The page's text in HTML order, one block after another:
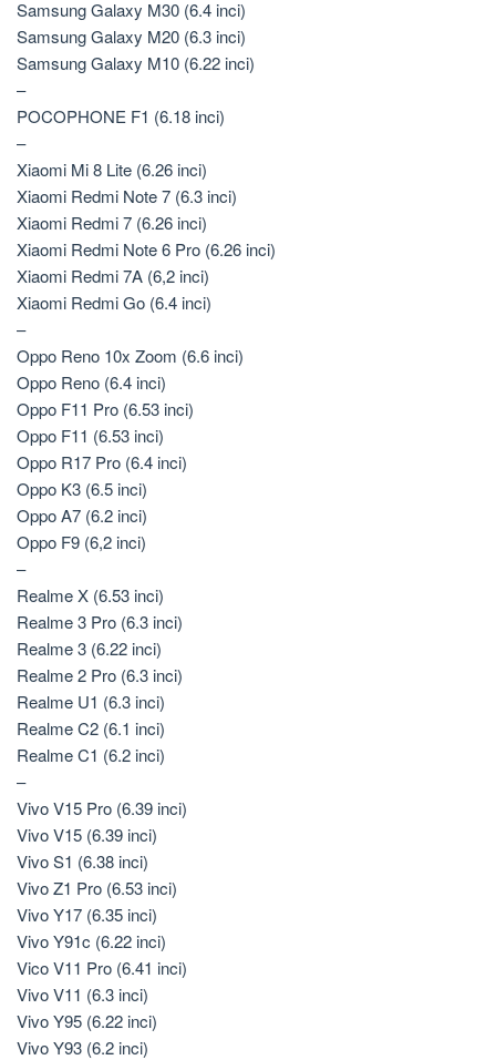
Samsung Galaxy M30 (6.4 inci)
Samsung Galaxy M20 (6.3 inci)
Samsung Galaxy M10 (6.22 inci)
–
POCOPHONE F1 (6.18 inci)
–
Xiaomi Mi 8 Lite (6.26 inci)
Xiaomi Redmi Note 7 (6.3 inci)
Xiaomi Redmi 7 (6.26 inci)
Xiaomi Redmi Note 6 Pro (6.26 inci)
Xiaomi Redmi 7A (6,2 inci)
Xiaomi Redmi Go (6.4 inci)
–
Oppo Reno 10x Zoom (6.6 inci)
Oppo Reno (6.4 inci)
Oppo F11 Pro (6.53 inci)
Oppo F11 (6.53 inci)
Oppo R17 Pro (6.4 inci)
Oppo K3 (6.5 inci)
Oppo A7 (6.2 inci)
Oppo F9 (6,2 inci)
–
Realme X (6.53 inci)
Realme 3 Pro (6.3 inci)
Realme 3 (6.22 inci)
Realme 2 Pro (6.3 inci)
Realme U1 (6.3 inci)
Realme C2 (6.1 inci)
Realme C1 (6.2 inci)
–
Vivo V15 Pro (6.39 inci)
Vivo V15 (6.39 inci)
Vivo S1 (6.38 inci)
Vivo Z1 Pro (6.53 inci)
Vivo Y17 (6.35 inci)
Vivo Y91c (6.22 inci)
Vico V11 Pro (6.41 inci)
Vivo V11 (6.3 inci)
Vivo Y95 (6.22 inci)
Vivo Y93 (6.2 inci)